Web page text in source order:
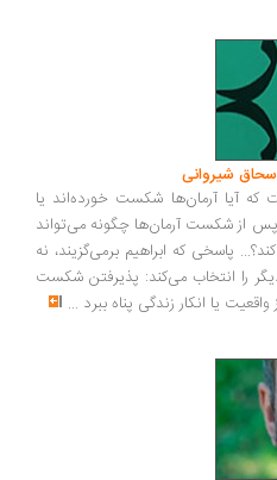
شکست خورده‌اند یا
آرمان‌ها چگونه می‌تواند
که ابراهیم برمی‌گزیند، نه
می‌کند: پذیرفتن شکست
انکار زندگی پناه ببرد...